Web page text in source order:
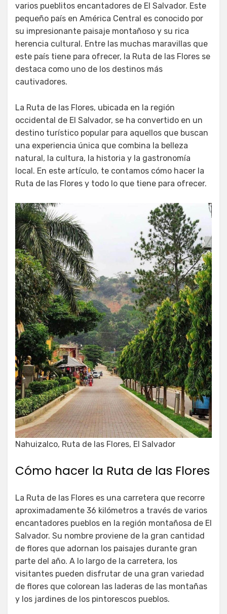
varios pueblitos encantadores de El Salvador. Este
pequeño país en América Central es conocido por
su impresionante paisaje montañoso y su rica
herencia cultural. Entre las muchas maravillas que
este país tiene para ofrecer, la Ruta de las Flores se
destaca como uno de los destinos más
cautivadores.
La Ruta de las Flores, ubicada en la región
occidental de El Salvador, se ha convertido en un
destino turístico popular para aquellos que buscan
una experiencia única que combina la belleza
natural, la cultura, la historia y la gastronomía
local. En este artículo, te contamos cómo hacer la
Ruta de las Flores y todo lo que tiene para ofrecer.
Nahuizalco, Ruta de las Flores, El Salvador
Cómo hacer la Ruta de las Flores
La Ruta de las Flores es una carretera que recorre
aproximadamente 36 kilómetros a través de varios
encantadores pueblos en la región montañosa de El
Salvador. Su nombre proviene de la gran cantidad
de flores que adornan los paisajes durante gran
parte del año. A lo largo de la carretera, los
visitantes pueden disfrutar de una gran variedad
de flores que colorean las laderas de las montañas
y los jardines de los pintorescos pueblos.